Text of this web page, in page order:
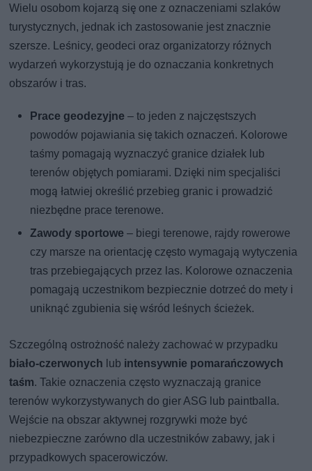
Wielu osobom kojarzą się one z oznaczeniami szlaków
turystycznych, jednak ich zastosowanie jest znacznie
szersze. Leśnicy, geodeci oraz organizatorzy różnych
wydarzeń wykorzystują je do oznaczania konkretnych
obszarów i tras.
Prace geodezyjne – to jeden z najczęstszych
powodów pojawiania się takich oznaczeń. Kolorowe
taśmy pomagają wyznaczyć granice działek lub
terenów objętych pomiarami. Dzięki nim specjaliści
mogą łatwiej określić przebieg granic i prowadzić
niezbędne prace terenowe.
Zawody sportowe– biegi terenowe, rajdy rowerowe
czy marsze na orientację często wymagają wytyczenia
tras przebiegających przez las. Kolorowe oznaczenia
pomagają uczestnikom bezpiecznie dotrzeć do mety i
uniknąć zgubienia się wśród leśnych ścieżek.
Szczególną ostrożność należy zachować w przypadku
biało-czerwonych lub intensywnie pomarańczowych
taśm. Takie oznaczenia często wyznaczają granice
terenów wykorzystywanych do gier ASG lub paintballa.
Wejście na obszar aktywnej rozgrywki może być
niebezpieczne zarówno dla uczestników zabawy, jak i
przypadkowych spacerowiczów.